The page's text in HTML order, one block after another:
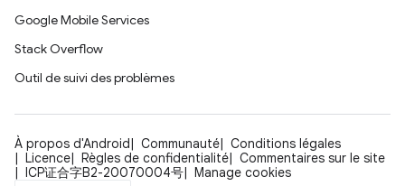
Google Mobile Services
Stack Overflow
Outil de suivi des problèmes
À propos d'Android Communauté
Conditions légales
Licence
Règles de confidentialité
Commentaires sur le site
ICP证合字B2-20070004号
Manage cookies